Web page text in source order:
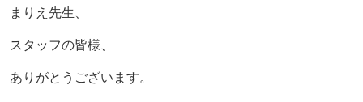
まりえ先生、
スタッフの皆様、
ありがとうございます。